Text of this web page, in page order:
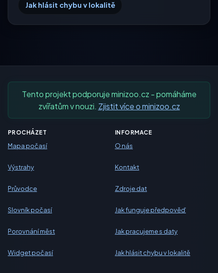
Jak hlásit chybu v lokalitě
Tento projekt podporuje minizoo.cz - pomáháme
zvířatům v nouzi. Zjistit více o minizoo.cz
PROCHÁZET
Mapa počasí
Výstrahy
Průvodce
Slovník počasí
Porovnání měst
Widget počasí
INFORMACE
O nás
Kontakt
Zdroje dat
Jak funguje předpověď
Jak pracujeme s daty
Jak hlásit chybu v lokalitě